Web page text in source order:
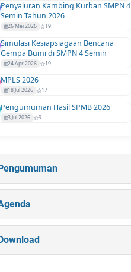
Penyaluran Kambing Kurban SMPN 4
Semin Tahun 2026
26 Mei 2026 19
Simulasi Kesiapsiagaan Bencana
Gempa Bumi di SMPN 4 Semin
24 Apr 2026 19
MPLS 2026
18 Jul 2026 17
Pengumuman Hasil SPMB 2026
3 Jul 2026 9
Pengumuman
Download